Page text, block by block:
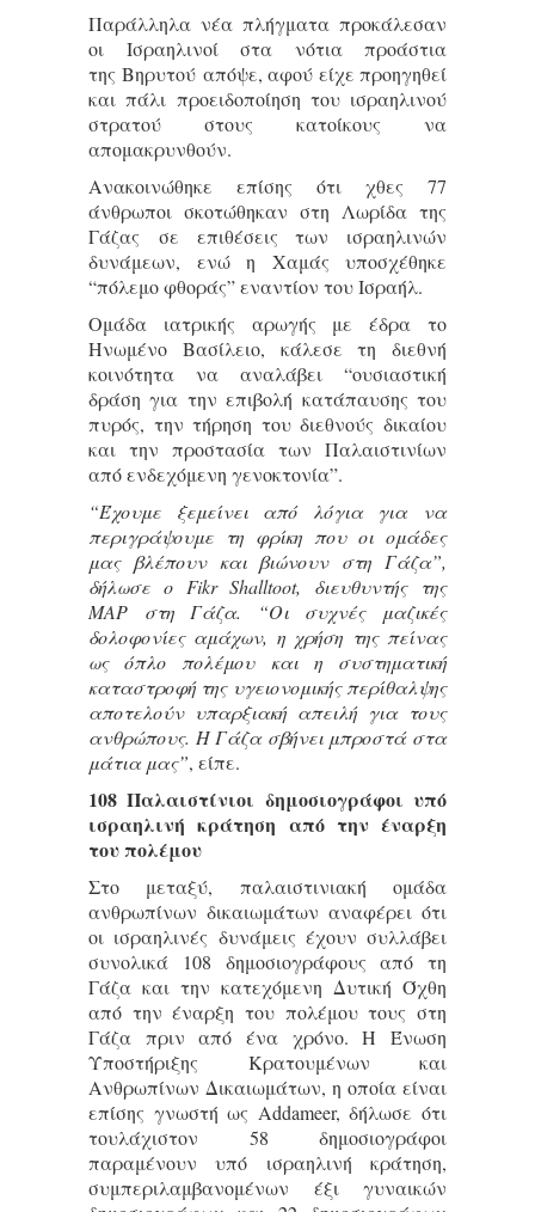
Παράλληλα νέα πλήγματα προκάλεσαν
οι Ισραηλινοί στα νότια προάστια
της Βηρυτού απόψε, αφού είχε προηγηθεί
και πάλι προειδοποίηση του ισραηλινού
στρατού στους κατοίκους να
απομακρυνθούν.
Ανακοινώθηκε επίσης ότι χθες 77
άνθρωποι σκοτώθηκαν στη Λωρίδα της
Γάζας σε επιθέσεις των ισραηλινών
δυνάμεων, ενώ η Χαμάς υποσχέθηκε
“πόλεμο φθοράς” εναντίον του Ισραήλ.
Ομάδα ιατρικής αρωγής με έδρα το
Ηνωμένο Βασίλειο, κάλεσε τη διεθνή
κοινότητα να αναλάβει “ουσιαστική
δράση για την επιβολή κατάπαυσης του
πυρός, την τήρηση του διεθνούς δικαίου
και την προστασία των Παλαιστινίων
από ενδεχόμενη γενοκτονία”.
“Έχουμε ξεμείνει από λόγια για να
περιγράψουμε τη φρίκη που οι ομάδες
μας βλέπουν και βιώνουν στη Γάζα”,
δήλωσε ο Fikr Shalltoot, διευθυντής της
MAP στη Γάζα. “Οι συχνές μαζικές
δολοφονίες αμάχων, η χρήση της πείνας
ως όπλο πολέμου και η συστηματική
καταστροφή της υγειονομικής περίθαλψης
αποτελούν υπαρξιακή απειλή για τους
ανθρώπους. Η Γάζα σβήνει μπροστά στα
μάτια μας”, είπε.
108 Παλαιστίνιοι δημοσιογράφοι υπό
ισραηλινή κράτηση από την έναρξη
του πολέμου
Στο μεταξύ, παλαιστινιακή ομάδα
ανθρωπίνων δικαιωμάτων αναφέρει ότι
οι ισραηλινές δυνάμεις έχουν συλλάβει
συνολικά 108 δημοσιογράφους από τη
Γάζα και την κατεχόμενη Δυτική Όχθη
από την έναρξη του πολέμου τους στη
Γάζα πριν από ένα χρόνο. Η Ένωση
Υποστήριξης Κρατουμένων και
Ανθρωπίνων Δικαιωμάτων, η οποία είναι
επίσης γνωστή ως Addameer, δήλωσε ότι
τουλάχιστον 58 δημοσιογράφοι
παραμένουν υπό ισραηλινή κράτηση,
συμπεριλαμβανομένων έξι γυναικών